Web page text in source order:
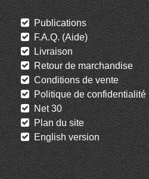
Publications
F.A.Q. (Aide)
Livraison
Retour de marchandise
Conditions de vente
Politique de confidentialité
Net 30
Plan du site
English version